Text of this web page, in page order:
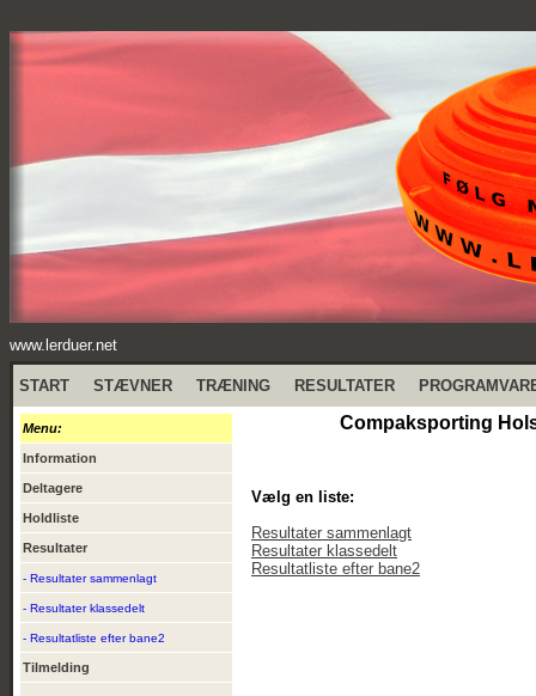
www.lerduer.net
START STÆVNER TRÆNING RESULTATER
Menu:
Information
Deltagere
Holdliste
Resultater
- Resultater sammenlagt
- Resultater klassedelt
- Resultatliste efter bane2
Tilmelding
Compaksporting
Vælg en liste:
Resultater sammenlagt
Resultater klassedelt
Resultatliste efter bane2